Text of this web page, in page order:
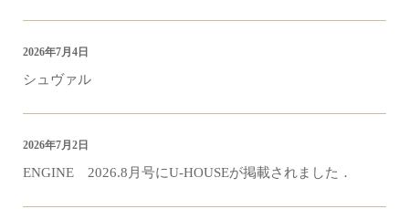
シュヴァル
2026年7月4日
ENGINE 2026.8月号にU-HOUSEが掲載されました．
2026年7月2日